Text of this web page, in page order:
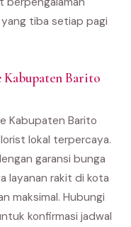
tiba setiap pagi
Kabupaten Barito
Kabupaten Barito
lokal terpercaya.
garansi bunga
layanan rakit di kota
maksimal. Hubungi
konfirmasi jadwal